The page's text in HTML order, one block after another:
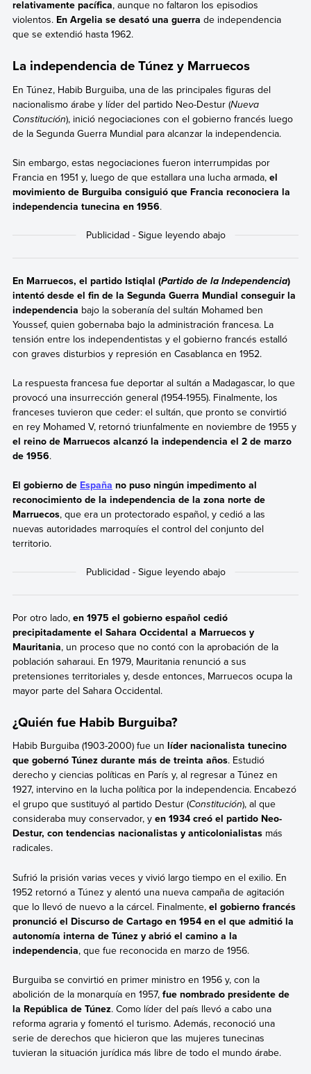
relativamente pacífica, aunque no faltaron los episodios
violentos. En Argelia se desató una guerra de independencia
que se extendió hasta 1962.
La independencia de Túnez y Marruecos
En Túnez, Habib Burguiba, una de las principales figuras del
nacionalismo árabe y líder del partido Neo-Destur (Nueva
Constitución), inició negociaciones con el gobierno francés luego
de la Segunda Guerra Mundial para alcanzar la independencia.
Sin embargo, estas negociaciones fueron interrumpidas por
Francia en 1951 y, luego de que estallara una lucha armada, el
movimiento de Burguiba consiguió que Francia reconociera la
independencia tunecina en 1956.
En Marruecos, el partido Istiqlal (Partido de la Independencia)
intentó desde el fin de la Segunda Guerra Mundial conseguir la
independencia bajo la soberanía del sultán Mohamed ben
Youssef, quien gobernaba bajo la administración francesa. La
tensión entre los independentistas y el gobierno francés estalló
con graves disturbios y represión en Casablanca en 1952.
La respuesta francesa fue deportar al sultán a Madagascar, lo que
provocó una insurrección general (1954-1955). Finalmente, los
franceses tuvieron que ceder: el sultán, que pronto se convirtió
en rey Mohamed V, retornó triunfalmente en noviembre de 1955 y
el reino de Marruecos alcanzó la independencia el 2 de marzo
de 1956.
El gobierno de España no puso ningún impedimento al
reconocimiento de la independencia de la zona norte de
Marruecos, que era un protectorado español, y cedió a las
nuevas autoridades marroquíes el control del conjunto del
territorio.
Por otro lado, en 1975 el gobierno español cedió
precipitadamente el Sahara Occidental a Marruecos y
Mauritania, un proceso que no contó con la aprobación de la
población saharaui. En 1979, Mauritania renunció a sus
pretensiones territoriales y, desde entonces, Marruecos ocupa la
mayor parte del Sahara Occidental.
¿Quién fue Habib Burguiba?
Habib Burguiba (1903-2000) fue un líder nacionalista tunecino
que gobernó Túnez durante más de treinta años. Estudió
derecho y ciencias políticas en París y, al regresar a Túnez en
1927, intervino en la lucha política por la independencia. Encabezó
el grupo que sustituyó al partido Destur (Constitución), al que
consideraba muy conservador, y en 1934 creó el partido Neo-
Destur, con tendencias nacionalistas y anticolonialistasmás
radicales.
Sufrió la prisión varias veces y vivió largo tiempo en el exilio. En
1952 retornó a Túnez y alentó una nueva campaña de agitación
que lo llevó de nuevo a la cárcel. Finalmente,el gobierno francés
pronunció el Discurso de Cartago en 1954 en el que admitió la
autonomía interna de Túnez y abrió el camino a la
independencia, que fue reconocida en marzo de 1956.
Burguiba se convirtió en primer ministro en 1956 y, con la
abolición de la monarquía en 1957, fue nombrado presidente de
la República de Túnez. Como líder del país llevó a cabo una
reforma agraria y fomentó el turismo. Además, reconoció una
serie de derechos que hicieron que las mujeres tunecinas
tuvieran la situación jurídica más libre de todo el mundo árabe.